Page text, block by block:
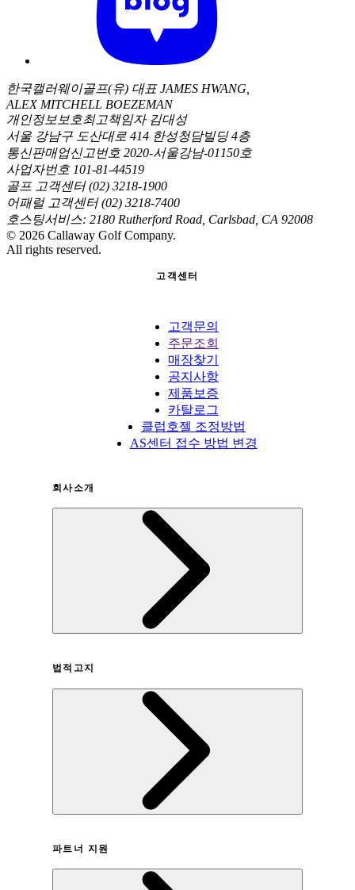
한국캘러웨이골프(유) 대표 JAMES HWANG,
ALEX MITCHELL BOEZEMAN
개인정보보호최고책임자 김대성
서울 강남구 도산대로 414 한성청담빌딩 4층
통신판매업신고번호 2020-서울강남-01150호
사업자번호 101-81-44519
골프 고객센터 (02) 3218-1900
어패럴 고객센터 (02) 3218-7400
호스팅서비스: 2180 Rutherford Road, Carlsbad, CA 92008
© 2026 Callaway Golf Company.
All rights reserved.
고객센터
고객문의
주문조회
매장찾기
공지사항
제품보증
카탈로그
클럽호젤 조정방법
AS센터 접수 방법 변경
회사소개
법적고지
개인정보취급방침
파트너 지원